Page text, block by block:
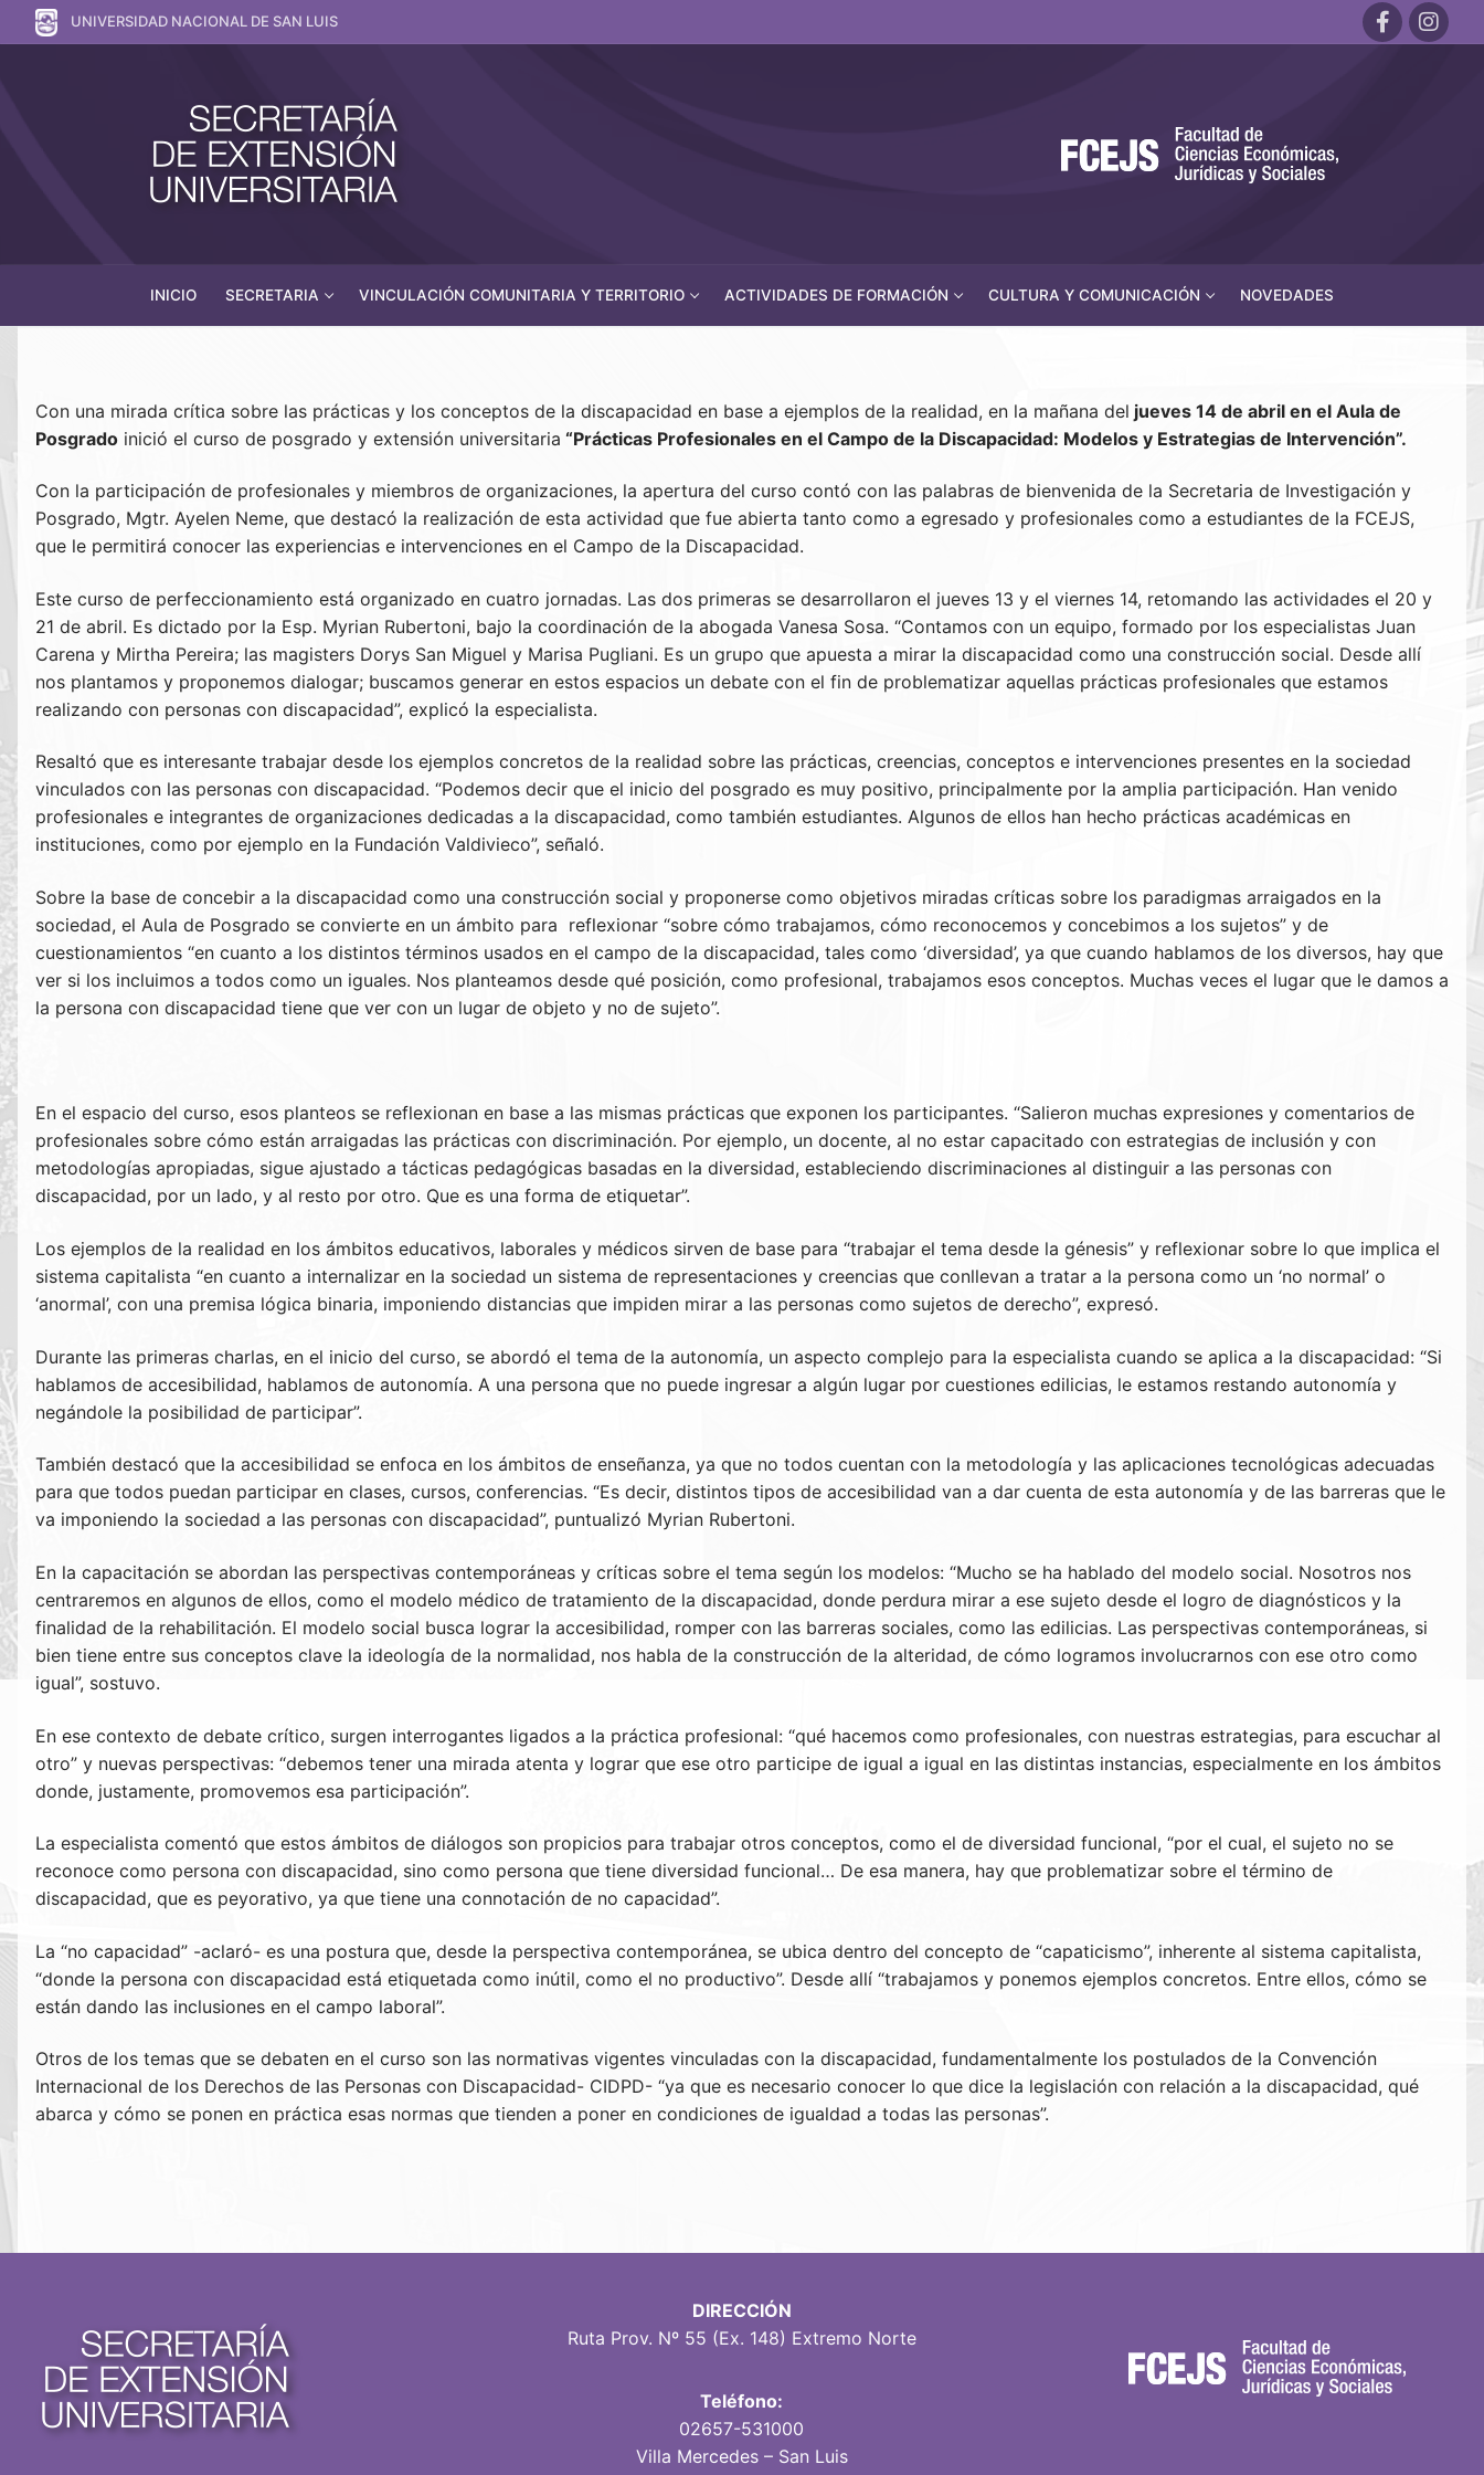
UNIVERSIDAD NACIONAL DE SAN LUIS
INICIO SECRETARIA VINCULACIÓN COMUNITARIA Y TERRITORIO ACTIVIDADES DE FORMACIÓN CULTURA Y COMUNICACIÓN NOVEDADES
Con una mirada crítica sobre las prácticas y los conceptos de la discapacidad en base a ejemplos de la realidad, en la mañana del jueves 14 de abril en el Aula de
Posgrado inició el curso de posgrado y extensión universitaria “Prácticas Profesionales en el Campo de la Discapacidad: Modelos y Estrategias de Intervención”.
Con la participación de profesionales y miembros de organizaciones, la apertura del curso contó con las palabras de bienvenida de la Secretaria de Investigación y
Posgrado, Mgtr. Ayelen Neme, que destacó la realización de esta actividad que fue abierta tanto como a egresado y profesionales como a estudiantes de la FCEJS,
que le permitirá conocer las experiencias e intervenciones en el Campo de la Discapacidad.
Este curso de perfeccionamiento está organizado en cuatro jornadas. Las dos primeras se desarrollaron el jueves 13 y el viernes 14, retomando las actividades el 20 y
21 de abril. Es dictado por la Esp. Myrian Rubertoni, bajo la coordinación de la abogada Vanesa Sosa. “Contamos con un equipo, formado por los especialistas Juan
Carena y Mirtha Pereira; las magisters Dorys San Miguel y Marisa Pugliani. Es un grupo que apuesta a mirar la discapacidad como una construcción social. Desde allí
nos plantamos y proponemos dialogar; buscamos generar en estos espacios un debate con el fin de problematizar aquellas prácticas profesionales que estamos
realizando con personas con discapacidad”, explicó la especialista.
Resaltó que es interesante trabajar desde los ejemplos concretos de la realidad sobre las prácticas, creencias, conceptos e intervenciones presentes en la sociedad
vinculados con las personas con discapacidad. “Podemos decir que el inicio del posgrado es muy positivo, principalmente por la amplia participación. Han venido
profesionales e integrantes de organizaciones dedicadas a la discapacidad, como también estudiantes. Algunos de ellos han hecho prácticas académicas en
instituciones, como por ejemplo en la Fundación Valdivieco”, señaló.
Sobre la base de concebir a la discapacidad como una construcción social y proponerse como objetivos miradas críticas sobre los paradigmas arraigados en la
sociedad, el Aula de Posgrado se convierte en un ámbito para reflexionar “sobre cómo trabajamos, cómo reconocemos y concebimos a los sujetos” y de
cuestionamientos “en cuanto a los distintos términos usados en el campo de la discapacidad, tales como ‘diversidad’, ya que cuando hablamos de los diversos, hay que
ver si los incluimos a todos como un iguales. Nos planteamos desde qué posición, como profesional, trabajamos esos conceptos. Muchas veces el lugar que le damos a
la persona con discapacidad tiene que ver con un lugar de objeto y no de sujeto”.
En el espacio del curso, esos planteos se reflexionan en base a las mismas prácticas que exponen los participantes. “Salieron muchas expresiones y comentarios de
profesionales sobre cómo están arraigadas las prácticas con discriminación. Por ejemplo, un docente, al no estar capacitado con estrategias de inclusión y con
metodologías apropiadas, sigue ajustado a tácticas pedagógicas basadas en la diversidad, estableciendo discriminaciones al distinguir a las personas con
discapacidad, por un lado, y al resto por otro. Que es una forma de etiquetar”.
Los ejemplos de la realidad en los ámbitos educativos, laborales y médicos sirven de base para “trabajar el tema desde la génesis” y reflexionar sobre lo que implica el
sistema capitalista “en cuanto a internalizar en la sociedad un sistema de representaciones y creencias que conllevan a tratar a la persona como un ‘no normal’ o
‘anormal’, con una premisa lógica binaria, imponiendo distancias que impiden mirar a las personas como sujetos de derecho”, expresó.
Durante las primeras charlas, en el inicio del curso, se abordó el tema de la autonomía, un aspecto complejo para la especialista cuando se aplica a la discapacidad: “Si
hablamos de accesibilidad, hablamos de autonomía. A una persona que no puede ingresar a algún lugar por cuestiones edilicias, le estamos restando autonomía y
negándole la posibilidad de participar”.
También destacó que la accesibilidad se enfoca en los ámbitos de enseñanza, ya que no todos cuentan con la metodología y las aplicaciones tecnológicas adecuadas
para que todos puedan participar en clases, cursos, conferencias. “Es decir, distintos tipos de accesibilidad van a dar cuenta de esta autonomía y de las barreras que le
va imponiendo la sociedad a las personas con discapacidad”, puntualizó Myrian Rubertoni.
En la capacitación se abordan las perspectivas contemporáneas y críticas sobre el tema según los modelos: “Mucho se ha hablado del modelo social. Nosotros nos
centraremos en algunos de ellos, como el modelo médico de tratamiento de la discapacidad, donde perdura mirar a ese sujeto desde el logro de diagnósticos y la
finalidad de la rehabilitación. El modelo social busca lograr la accesibilidad, romper con las barreras sociales, como las edilicias. Las perspectivas contemporáneas, si
bien tiene entre sus conceptos clave la ideología de la normalidad, nos habla de la construcción de la alteridad, de cómo logramos involucrarnos con ese otro como
igual”, sostuvo.
En ese contexto de debate crítico, surgen interrogantes ligados a la práctica profesional: “qué hacemos como profesionales, con nuestras estrategias, para escuchar al
otro” y nuevas perspectivas: “debemos tener una mirada atenta y lograr que ese otro participe de igual a igual en las distintas instancias, especialmente en los ámbitos
donde, justamente, promovemos esa participación”.
La especialista comentó que estos ámbitos de diálogos son propicios para trabajar otros conceptos, como el de diversidad funcional, “por el cual, el sujeto no se
reconoce como persona con discapacidad, sino como persona que tiene diversidad funcional… De esa manera, hay que problematizar sobre el término de
discapacidad, que es peyorativo, ya que tiene una connotación de no capacidad”.
La “no capacidad” -aclaró- es una postura que, desde la perspectiva contemporánea, se ubica dentro del concepto de “capaticismo”, inherente al sistema capitalista,
“donde la persona con discapacidad está etiquetada como inútil, como el no productivo”. Desde allí “trabajamos y ponemos ejemplos concretos. Entre ellos, cómo se
están dando las inclusiones en el campo laboral”.
Otros de los temas que se debaten en el curso son las normativas vigentes vinculadas con la discapacidad, fundamentalmente los postulados de la Convención
Internacional de los Derechos de las Personas con Discapacidad- CIDPD- “ya que es necesario conocer lo que dice la legislación con relación a la discapacidad, qué
abarca y cómo se ponen en práctica esas normas que tienden a poner en condiciones de igualdad a todas las personas”.
DIRECCIÓN
Ruta Prov. Nº 55 (Ex. 148) Extremo Norte
Teléfono:
02657-531000
Villa Mercedes – San Luis